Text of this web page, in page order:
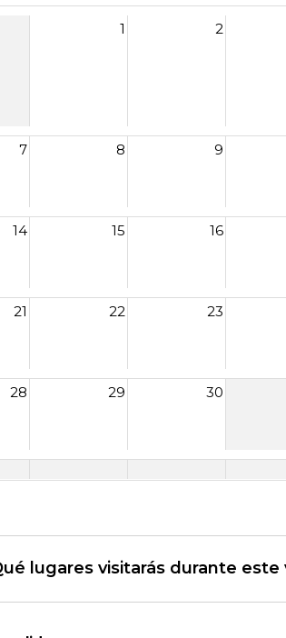
1 2
7 8 9
14 15 16
21 22 23
28 29 30
lugares visitarás durante este